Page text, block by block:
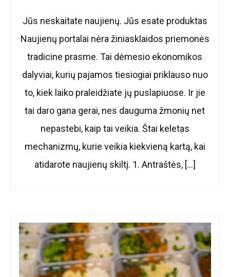
Jūs neskaitate naujienų. Jūs esate produktas
Naujienų portalai nėra žiniasklaidos priemonės
tradicine prasme. Tai dėmesio ekonomikos
dalyviai, kurių pajamos tiesiogiai priklauso nuo
to, kiek laiko praleidžiate jų puslapiuose. Ir jie
tai daro gana gerai, nes dauguma žmonių net
nepastebi, kaip tai veikia. Štai keletas
mechanizmų, kurie veikia kiekvieną kartą, kai
atidarote naujienų skiltį. 1. Antraštės, […]